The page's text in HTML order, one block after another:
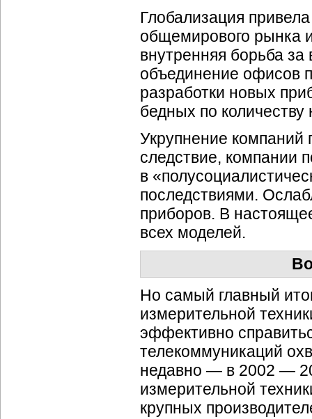
Глобализация
общемирового рынка
внутренняя борьба
объединение офисов
разработки новых
бедных по количеству
Укрупнение компаний
следствие, компании
в
последствиями.
приборов. В
всех моделей.
Но самый главный
измерительной
эффективно
телекоммуникаций
недавно — в 2002 —
измерительной
крупных